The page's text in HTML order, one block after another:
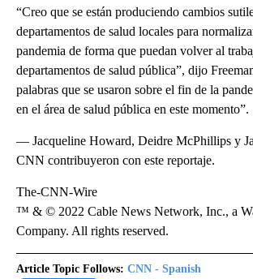
“Creo que se están produciendo cambios
departamentos de salud locales para
pandemia de forma que puedan volver al
departamentos de salud pública”, dijo
palabras que se usaron sobre el fin de la
en el área de salud pública en este momento”.
— Jacqueline Howard, Deidre McPhillips y
CNN contribuyeron con este reportaje.
The-CNN-Wire
™ & © 2022 Cable News Network, Inc., a
Company. All rights reserved.
Article Topic Follows: CNN - Spanish